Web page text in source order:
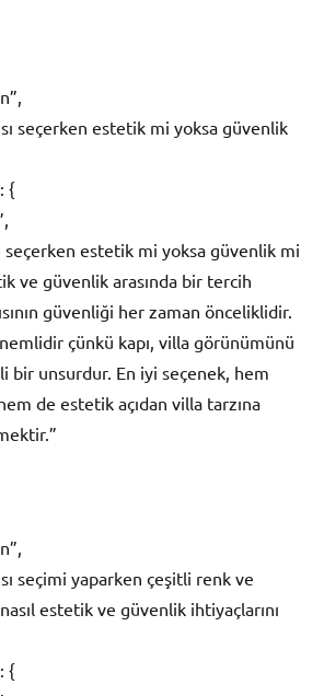
seçerken estetik mi yoksa güvenlik
{
seçerken estetik mi yoksa güvenlik mi
ve güvenlik arasında bir tercih
güvenliği her zaman önceliklidir.
çünkü kapı, villa görünümünü
bir unsurdur. En iyi seçenek, hem
de estetik açıdan villa tarzına
seçimi yaparken çeşitli renk ve
estetik ve güvenlik ihtiyaçlarını
{